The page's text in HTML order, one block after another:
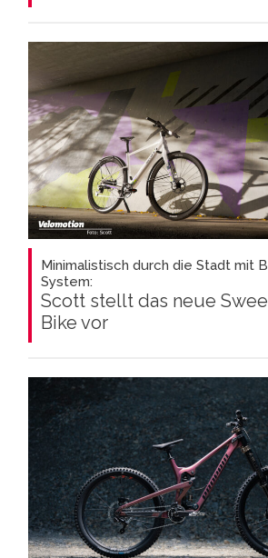
Minimalistisch durch die Stadt mit
System:
Scott stellt das neue
Bike vor